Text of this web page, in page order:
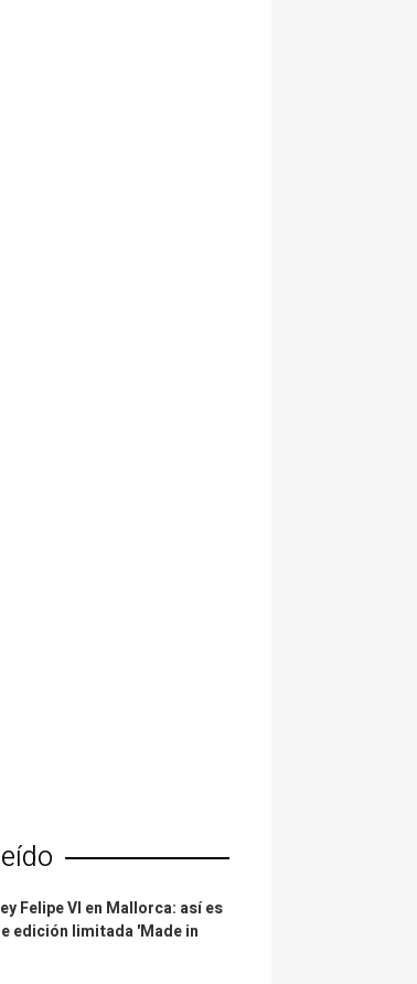
Felipe VI en Mallorca: así es
edición limitada 'Made in